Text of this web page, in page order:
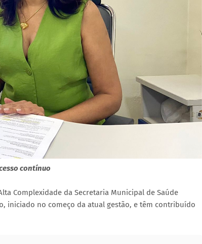
contínuo
Complexidade da Secretaria Municipal de Saúde
iniciado no começo da atual gestão, e têm contribuído